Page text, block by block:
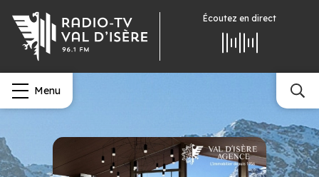
Écoutez en direct
Menu